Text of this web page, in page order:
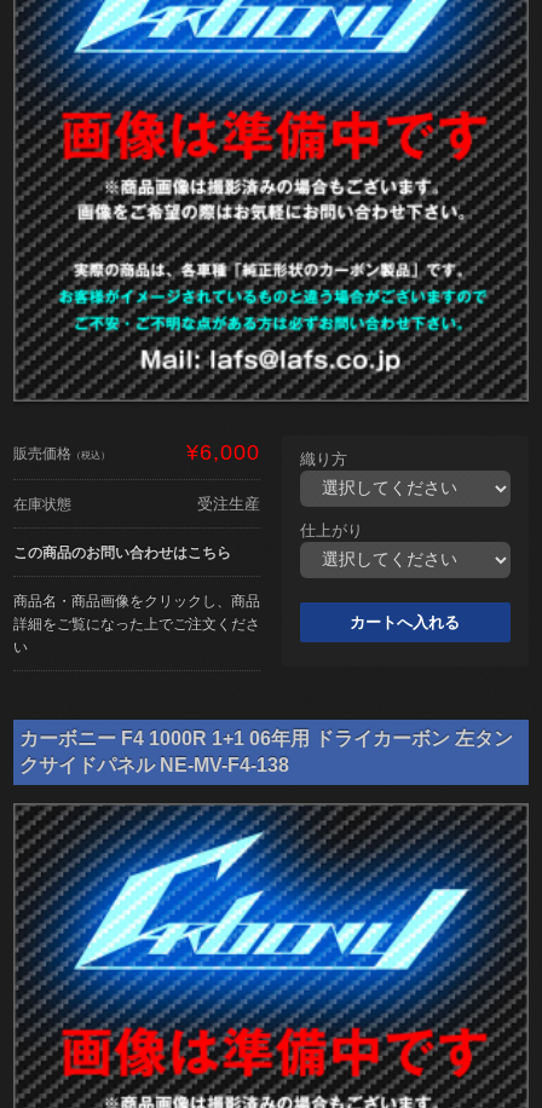
販売価格 （税込） ¥6,000
在庫状態 受注生産
この商品のお問い合わせはこちら
商品名・商品画像をクリックし、商品
詳細をご覧になった上でご注文くださ
い
織り方
仕上がり
カーボニー F4 1000R 1+1 06年用 ドライカーボン 左タン
クサイドパネル NE-MV-F4-138